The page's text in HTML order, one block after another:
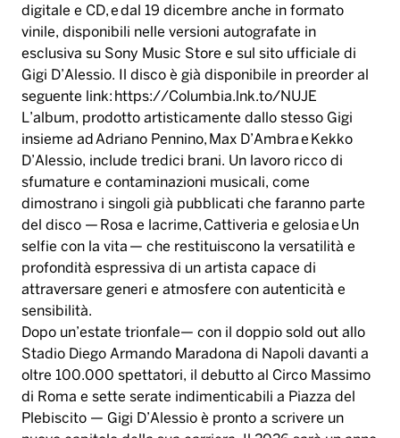
digitale e CD, e dal 19 dicembre anche in formato
vinile, disponibili nelle versioni autografate in
esclusiva su Sony Music Store e sul sito ufficiale di
Gigi D’Alessio. Il disco è già disponibile in preorder al
seguente link: https://Columbia.lnk.to/NUJE
L’album, prodotto artisticamente dallo stesso Gigi
insieme ad Adriano Pennino, Max D’Ambra e Kekko
D’Alessio, include tredici brani. Un lavoro ricco di
sfumature e contaminazioni musicali, come
dimostrano i singoli già pubblicati che faranno parte
del disco — Rosa e lacrime, Cattiveria e gelosia e Un
selfie con la vita — che restituiscono la versatilità e
profondità espressiva di un artista capace di
attraversare generi e atmosfere con autenticità e
sensibilità.
Dopo un’estate trionfale— con il doppio sold out allo
Stadio Diego Armando Maradona di Napoli davanti a
oltre 100.000 spettatori, il debutto al Circo Massimo
di Roma e sette serate indimenticabili a Piazza del
Plebiscito — Gigi D’Alessio è pronto a scrivere un